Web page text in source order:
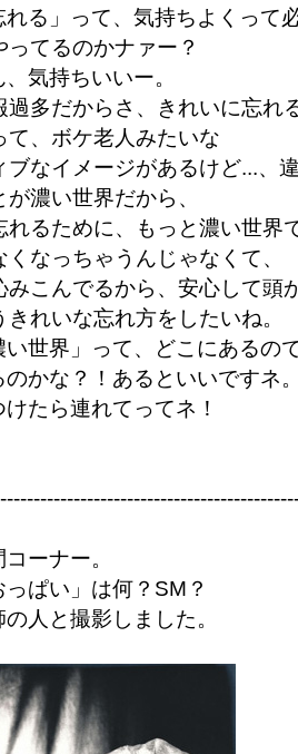
れる」って、気持ちよくって
ってるのかナァー？
、気持ちいいー。
過多だからさ、きれいに忘れ
て、ボケ老人みたいな
ブなイメージがあるけど...、
が濃い世界だから、
れるために、もっと濃い世界
くなっちゃうんじゃなくて、
みこんでるから、安心して頭
きれいな忘れ方をしたいね。
い世界」って、どこにあるの
のかな？！あるといいですネ
けたら連れてってネ！
ーナー。
っぱい」は何？SM？
の人と撮影しました。